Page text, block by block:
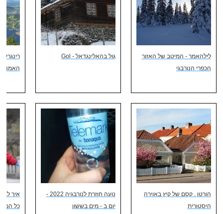
לילהאמר - המיטב של האזור
הכפרי הנורבגי
גול בהאלינגדאל - Gol
הורטן . קסם של קיץ באוירה
היסטורית
נועה חוזרת לנורבגיה 2022 -
יום ב - מים בששון
איך
כל